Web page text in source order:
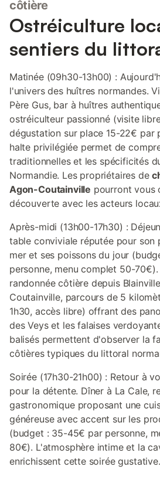
côtière
Ostréiculture
sentiers du
Matinée (09h30-13h00) :
l'univers des huîtres normandes.
Père Gus, bar à huîtres
ostréiculteur passionné (visite
dégustation sur place 15-22€ par
halte privilégiée permet de
traditionnelles et les spécificités
Normandie. Les propriétaires de
Agon-Coutainville pourront vous
découverte avec les acteurs
Après-midi (13h00-17h30) :
table conviviale réputée pour son
mer et ses poissons du jour
personne, menu complet 50-
randonnée côtière depuis
Coutainville, parcours de 5
1h30, accès libre) offrant des
des Veys et les falaises
balisés permettent d'observer la
côtières typiques du littoral
Soirée (17h30-21h00) : Retour à
pour la détente. Dîner à La Cale,
gastronomique proposant une
généreuse avec accent sur les
(budget : 35-45€ par personne,
80€). L'atmosphère intime et la
enrichissent cette soirée gustative.